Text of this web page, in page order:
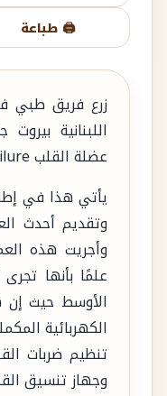
🖨️ طباعة
زرع فريق طبي
اللبنانية
عضلة القلب Heart Failure باسم Barostim.
يأتي هذا في
وتقديم أحدث
وأجريت هذه
علمًا بأنها
الأوسط حيث إن
الكهربائية
تنظيم ضربات
وجهاز تنسيق